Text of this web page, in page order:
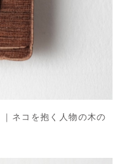
ネコを抱く人物の木の